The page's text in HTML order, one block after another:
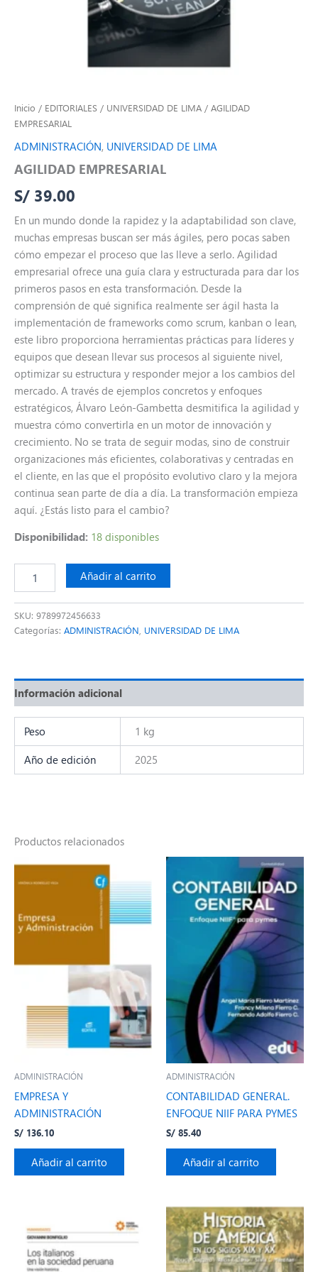
Inicio / EDITORIALES / UNIVERSIDAD DE LIMA / AGILIDAD
EMPRESARIAL
ADMINISTRACIÓN, UNIVERSIDAD DE LIMA
AGILIDAD EMPRESARIAL
S/ 39.00
En un mundo donde la rapidez y la adaptabilidad son clave,
muchas empresas buscan ser más ágiles, pero pocas saben
cómo empezar el proceso que las lleve a serlo. Agilidad
empresarial ofrece una guía clara y estructurada para dar los
primeros pasos en esta transformación. Desde la
comprensión de qué significa realmente ser ágil hasta la
implementación de frameworks como scrum, kanban o lean,
este libro proporciona herramientas prácticas para líderes y
equipos que desean llevar sus procesos al siguiente nivel,
optimizar su estructura y responder mejor a los cambios del
mercado. A través de ejemplos concretos y enfoques
estratégicos, Álvaro León-Gambetta desmitifica la agilidad y
muestra cómo convertirla en un motor de innovación y
crecimiento. No se trata de seguir modas, sino de construir
organizaciones más eficientes, colaborativas y centradas en
el cliente, en las que el propósito evolutivo claro y la mejora
continua sean parte de día a día. La transformación empieza
aquí. ¿Estás listo para el cambio?
Disponibilidad: 18 disponibles
Añadir al carrito
SKU: 9789972456633
Categorías: ADMINISTRACIÓN UNIVERSIDAD DE LIMA
Información adicional
Peso
1 kg
Año de edición
2025
Productos relacionados
ADMINISTRACIÓN
EMPRESA Y
ADMINISTRACIÓN
S/ 136.10
Añadir al carrito
ADMINISTRACIÓN
CONTABILIDAD GENERAL.
ENFOQUE NIIF PARA PYMES
S/ 85.40
Añadir al carrito